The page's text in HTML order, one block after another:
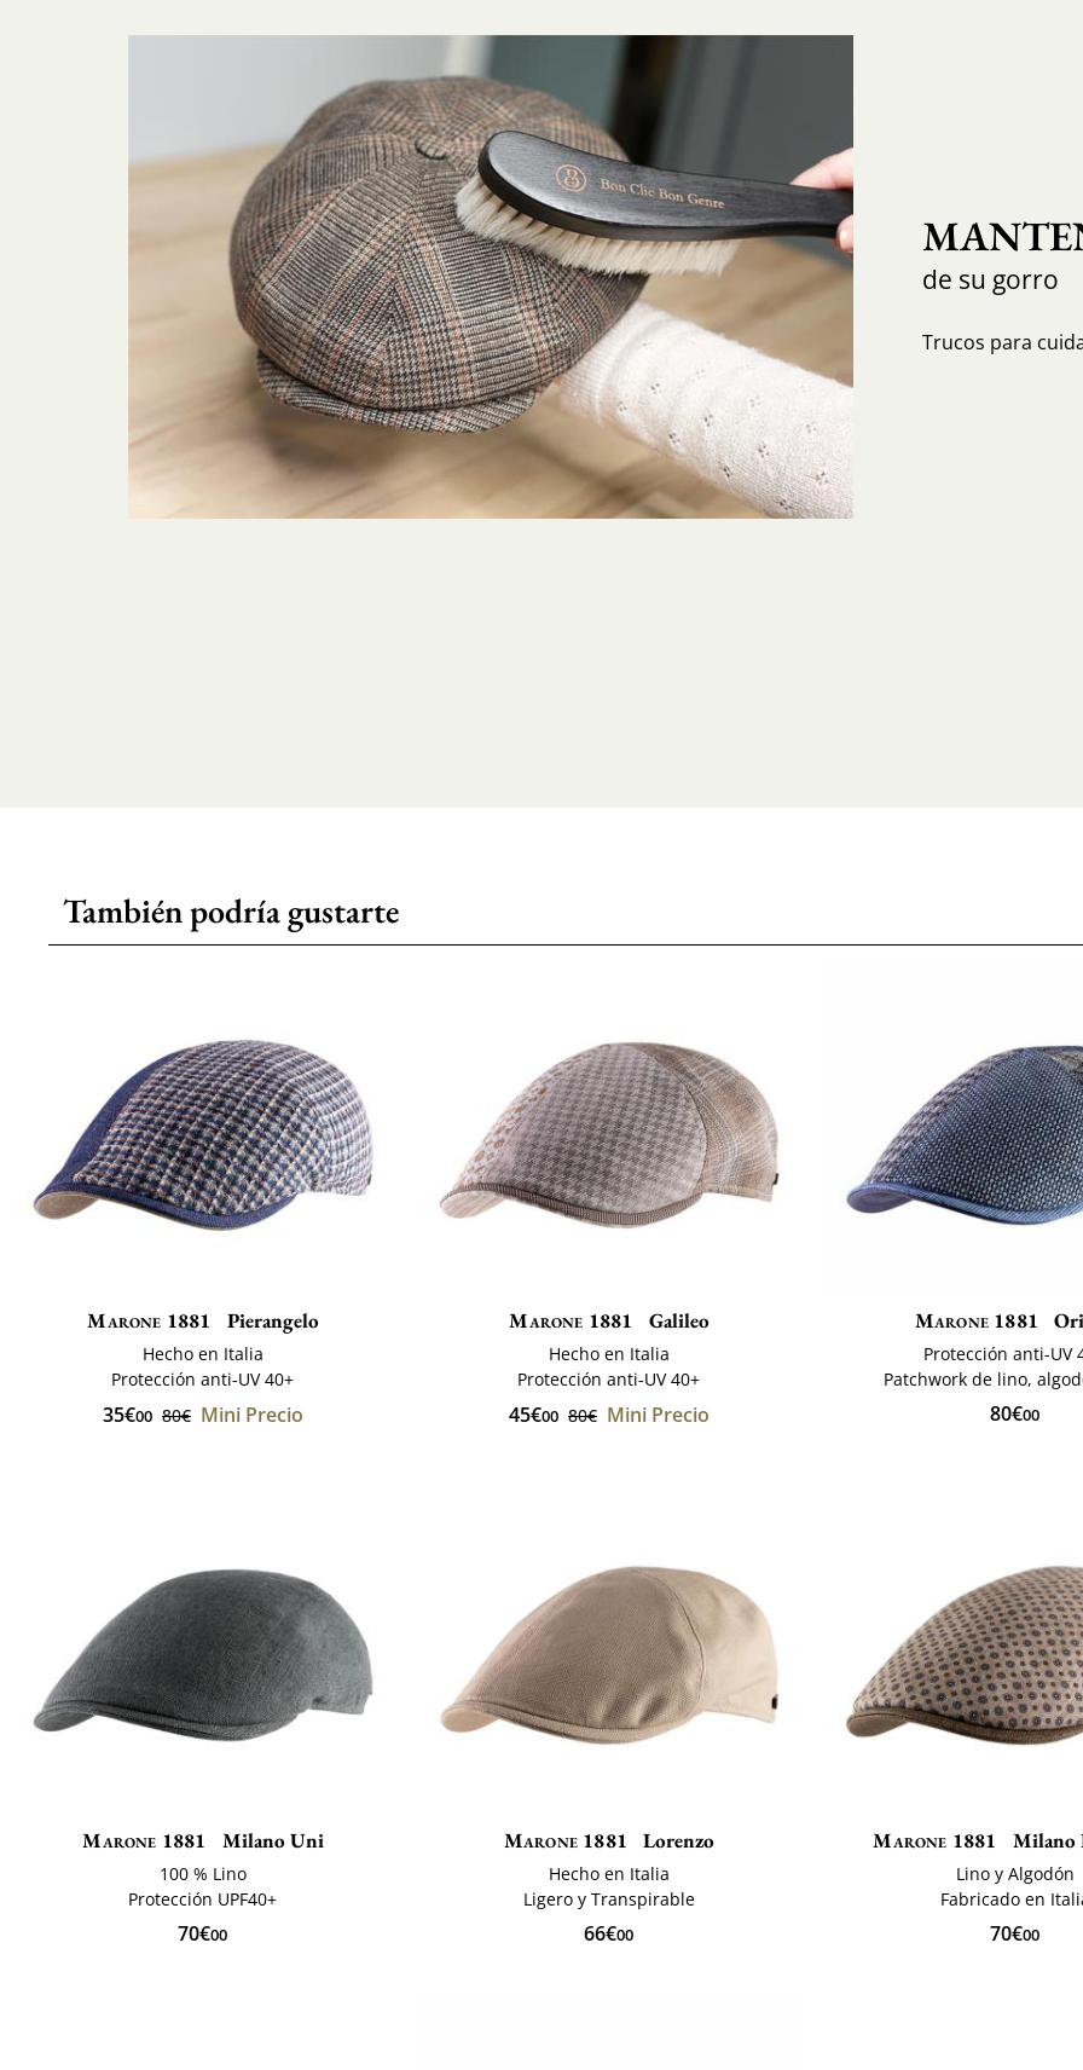
de su gorro
Trucos para
También podría gustarte
Marone 1881 Pierangelo
Hecho en Italia
Protección anti-UV 40+
35€00 80€ Mini Precio
Marone 1881 Galileo
Hecho en Italia
Protección anti-UV 40+
45€00 80€ Mini Precio
Marone 1881
Protección anti-UV
Patchwork de lino,
80€00
Marone 1881 Milano Uni
100 % Lino
Protección UPF40+
70€00
Marone 1881 Lorenzo
Hecho en Italia
Ligero y Transpirable
66€00
Marone 1881 Milano
Lino y Algodón
Fabricado en
70€00